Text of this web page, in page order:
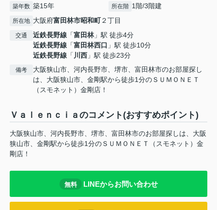
築年数 築15年 所在階 1階/3階建
所在地 大阪府富田林市昭和町２丁目
交通 近鉄長野線 「富田林」駅 徒歩4分
近鉄長野線 「富田林西口 」駅 徒歩10分
近鉄長野線 「 川西 」駅 徒歩23分
備考
大阪狭山市、河内長野市、堺市、富田林市のお部屋探し
は、大阪狭山市、金剛駅から徒歩1分のＳＵＭＯＮＥＴ
（スモネット）金剛店！
Ｖａｌｅｎｃｉａのコメント(おすすめポイント)
大阪狭山市、河内長野市、堺市、富田林市のお部屋探しは、大阪
狭山市、金剛駅から徒歩1分のＳＵＭＯＮＥＴ（スモネット）金
剛店！
無料 LINEからお問い合わせ